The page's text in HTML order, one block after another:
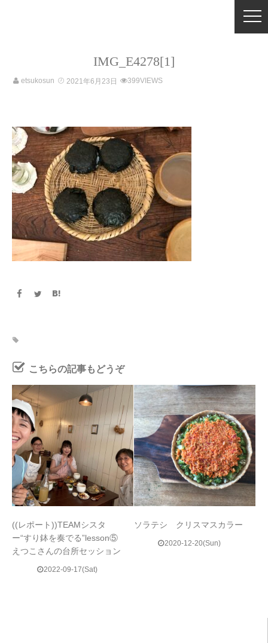
IMG_E4278[1]
etsukosun 2021年6月23日 399VIEWS
こちらの記事もどうぞ
((レポート))TEAMシスタ
ー“すり鉢を奏でる”lesson⑤
えつこさんの台所セッション
2022-09-17(Sat)
ソラテシ クリスマスカラー
2020-12-20(Sun)